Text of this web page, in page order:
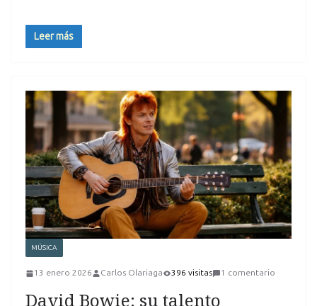
Leer más
MÚSICA
13 enero 2026 Carlos Olariaga 396 visitas 1 comentario
David Bowie: su talento